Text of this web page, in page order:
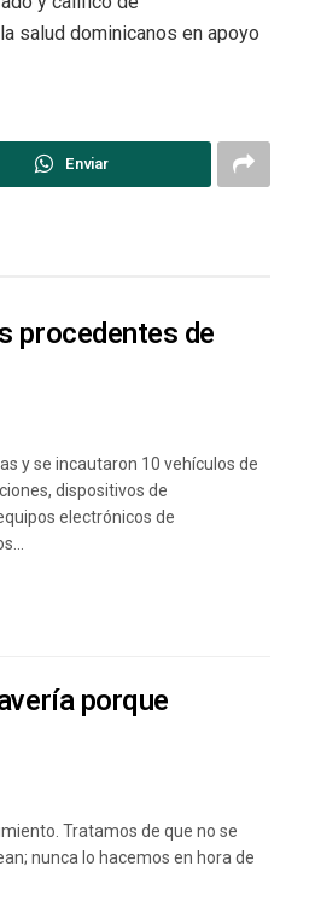
salud dominicanos en apoyo
Enviar
procedentes de
y se incautaron 10 vehículos de
dispositivos de
electrónicos de
porque
Tratamos de que no se
nunca lo hacemos en hora de